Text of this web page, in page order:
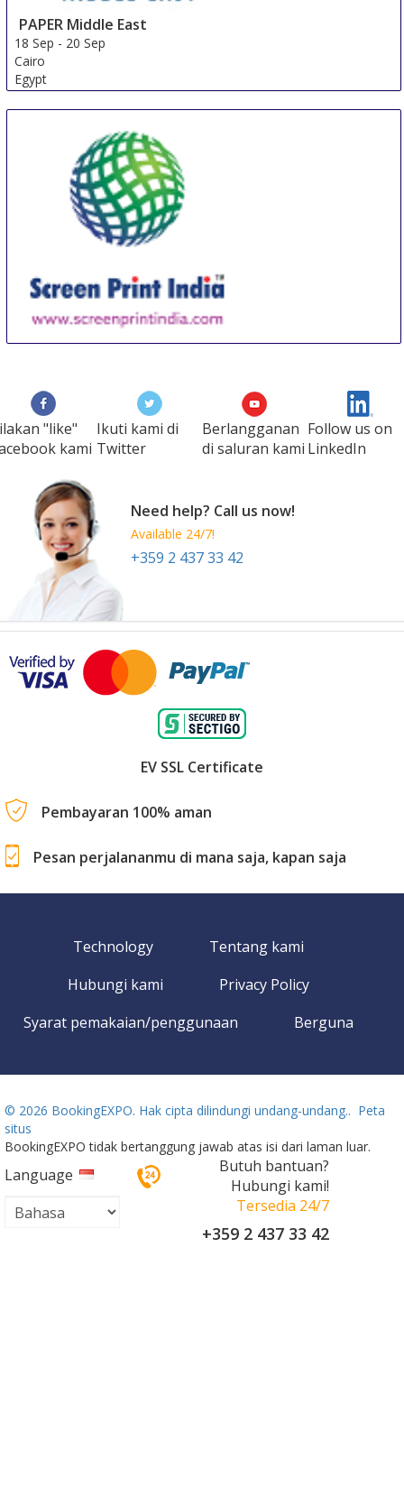
PAPER Middle East
18 Sep - 20 Sep
Cairo
Egypt
Mumbai
India
"like"
kami
Ikuti kami di
Twitter
Berlangganan
di saluran kami
Follow us on
LinkedIn
Need help? Call us now!
Available 24/7!
+359 2 437 33 42
EV SSL Certificate
Pembayaran 100% aman
Pesan perjalananmu di mana saja, kapan saja
Technology
Tentang kami
Hubungi kami
Privacy Policy
Syarat pemakaian/penggunaan
Berguna
© 2026 BookingEXPO. Hak cipta dilindungi undang-undang.. Peta
situs
BookingEXPO tidak bertanggung jawab atas isi dari laman luar.
Language
Butuh bantuan?
Hubungi kami!
Tersedia 24/7
+359 2 437 33 42